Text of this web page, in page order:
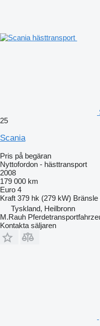
25
Scania
Pris på begäran
Nyttofordon - hästtransport
2008
179 000 km
Euro 4
Kraft 379 hk (279 kW) Bränsle
Tyskland, Heilbronn
M.Rauh
Kontakta säljaren